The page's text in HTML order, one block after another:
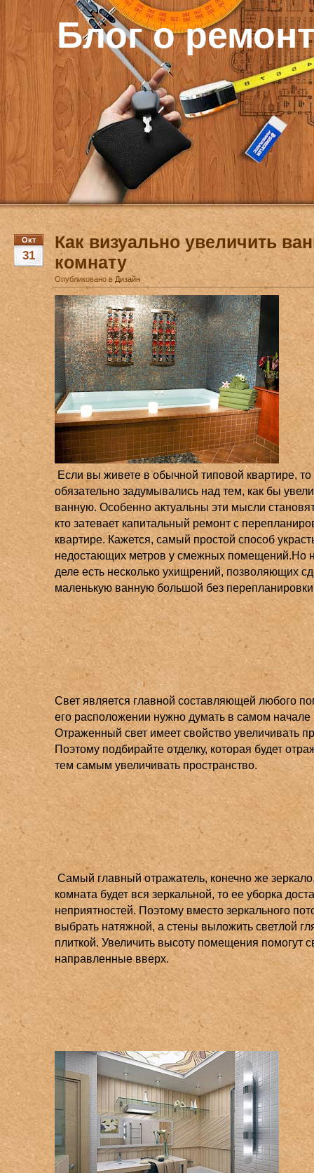
Блог о
Окт
31
Как визуально увеличить
комнату
Опубликовано вДизайн
Если вы живете в обычной типовой квартире, то
обязательно задумывались над тем, как бы
ванную. Особенно актуальны эти мысли
кто затевает капитальный ремонт с
квартире. Кажется, самый простой способ
недостающих метров у смежных помещений.Но
деле есть несколько ухищрений, позволяющих
маленькую ванную большой без
Свет является главной составляющей любого
его расположении нужно думать в самом начале
Отраженный свет имеет свойство увеличивать
Поэтому подбирайте отделку, которая будет
тем самым увеличивать пространство.
Самый главный отражатель, конечно же
комната будет вся зеркальной, то ее уборка
неприятностей. Поэтому вместо зеркального
выбрать натяжной, а стены выложить светлой
плиткой. Увеличить высоту помещения помогут
направленные вверх.